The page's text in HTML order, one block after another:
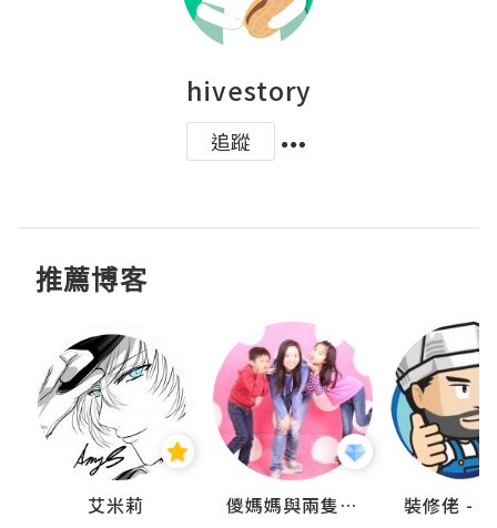
hivestory
追蹤
推薦博客
艾米莉 儍媽媽與兩隻小魔怪之家